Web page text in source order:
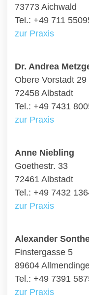
73773 Aichwald
Tel.: +49 711
zur Praxis
Dr. Andrea
Obere Vorstadt 29
72458 Albstadt
Tel.: +49 7431
zur Praxis
Anne Niebling
Goethestr. 33
72461 Albstadt
Tel.: +49 7432
zur Praxis
Alexander
Finstergasse 5
89604
Tel.: +49 7391
zur Praxis